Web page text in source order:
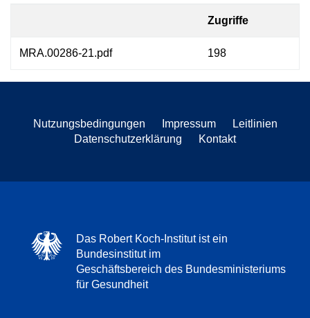
Zugriffe
MRA.00286-21.pdf 198
Nutzungsbedingungen Impressum
Leitlinien
Datenschutzerklärung
Kontakt
Das Robert Koch-Institut ist ein
Bundesinstitut im
Geschäftsbereich des Bundesministeriums
für Gesundheit